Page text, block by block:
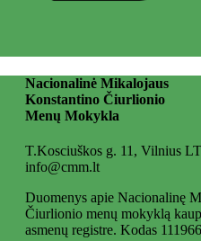
Nacionalinė Mikalojaus
Konstantino Čiurlionio
Menų Mokykla
T.Kosciuškos g. 11, Vilnius
info@cmm.lt
Duomenys apie Nacionalinę
Čiurlionio menų mokyklą
asmenų registre. Kodas